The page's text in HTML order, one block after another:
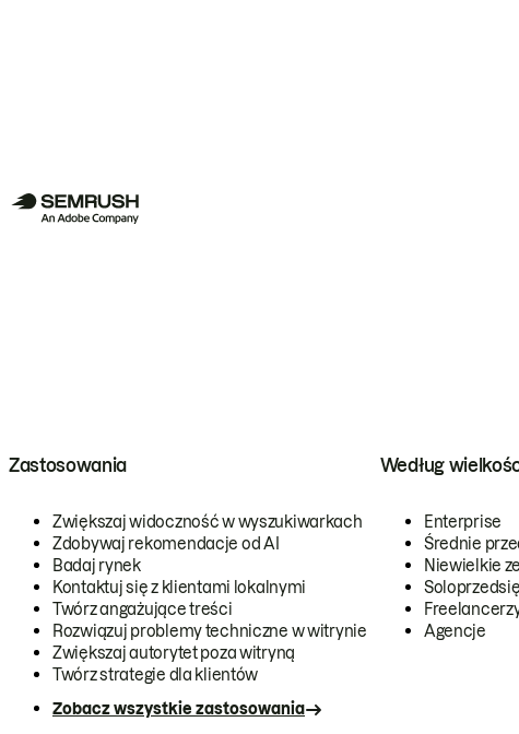
Zastosowania
Zwiększaj widoczność w wyszukiwarkach
Zdobywaj rekomendacje od AI
Badaj rynek
Kontaktuj się z klientami lokalnymi
Twórz angażujące treści
Rozwiązuj problemy techniczne w witrynie
Zwiększaj autorytet poza witryną
Twórz strategie dla klientów
Zobacz wszystkie zastosowania
Według
Enterprise
Średnie
Niewielkie
Agencje